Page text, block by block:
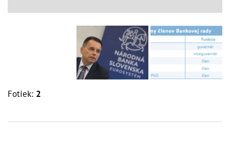
Fotiek: 2